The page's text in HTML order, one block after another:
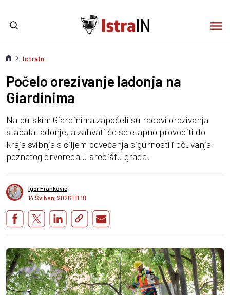
IstraIn
Počelo orezivanje ladonja na
Giardinima
Na pulskim Giardinima započeli su radovi orezivanja
stabala ladonje, a zahvati će se etapno provoditi do
kraja svibnja s ciljem povećanja sigurnosti i očuvanja
poznatog drvoreda u središtu grada.
Igor Franković
14 Svibanj 2026 I 11:18